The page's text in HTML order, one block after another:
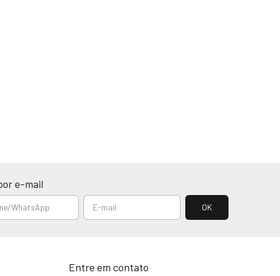
e-mail
Entre em contato